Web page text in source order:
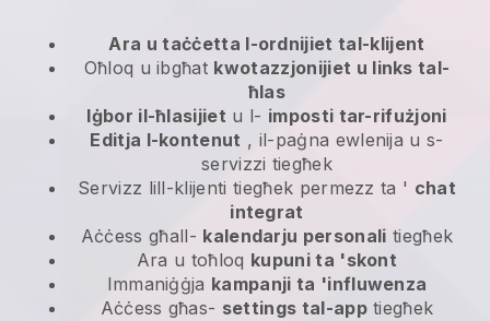
Ara u taċċetta l-ordnijiet tal-klijent
Oħloq u ibgħat kwotazzjonijiet u links tal-
ħlas
Iġbor il-ħlasijiet u l- imposti tar-rifużjoni
Editja l-kontenut , il-paġna ewlenija u s-
servizzi tiegħek
Servizz lill-klijenti tiegħek permezz ta ' chat
integrat
Aċċess għall- kalendarju personali tiegħek
Ara u toħloq kupuni ta 'skont
Immaniġġja kampanji ta 'influwenza
Aċċess għas- settings tal-apptiegħek